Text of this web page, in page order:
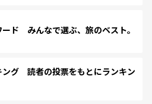
ド みんなで選ぶ、旅のベスト。
ング 読者の投票をもとにランキン